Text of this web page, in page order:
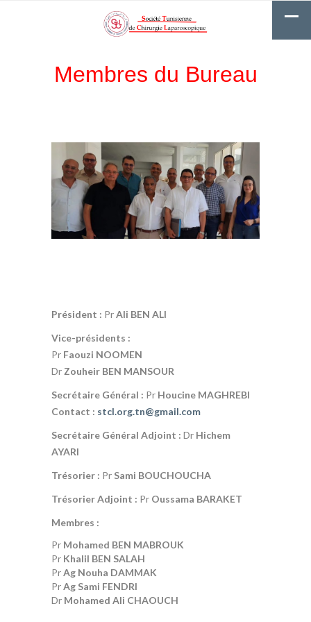
Membres du Bureau
Président : PrAli BEN ALI
Vice-présidents :
Pr Faouzi NOOMEN
Dr Zouheir BEN MANSOUR
Secrétaire Général : Pr Houcine MAGHREBI
Contact : stcl.org.tn@gmail.com
Secrétaire Général Adjoint : Dr Hichem
AYARI
Trésorier : Pr Sami BOUCHOUCHA
Trésorier Adjoint : Pr Oussama BARAKET
Membres :
Pr Mohamed BEN MABROUK
Pr Khalil BEN SALAH
PrAg Nouha DAMMAK
PrAg Sami FENDRI
Dr Mohamed Ali CHAOUCH